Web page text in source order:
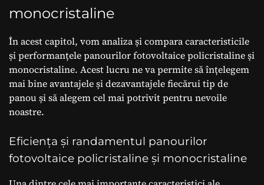
monocristaline
În acest capitol, vom analiza și compara caracteristicile
și performanțele panourilor fotovoltaice policristaline și
monocristaline. Acest lucru ne va permite să înțelegem
mai bine avantajele și dezavantajele fiecărui tip de
panou și să alegem cel mai potrivit pentru nevoile
noastre.
Eficiența și randamentul panourilor
fotovoltaice policristaline și monocristaline